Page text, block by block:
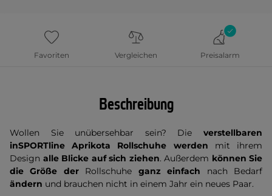
Favoriten Vergleichen Preisalarm
Beschreibung
Wollen Sie unübersehbar sein? Die verstellbaren
inSPORTline Aprikota Rollschuhe
werden mit ihrem
Design alle Blicke auf sich ziehen. Außerdem können Sie
die Größe derRollschuhe ganz einfach nach Bedarf
ändern und brauchen nicht in einem Jahr ein neues Paar.